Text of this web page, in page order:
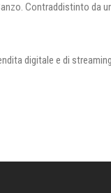
Contraddistinto da
digitale e di